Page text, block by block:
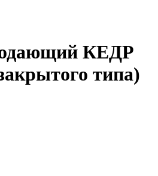
КЕДР
типа)